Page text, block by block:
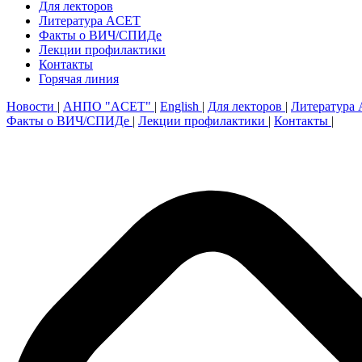
Для лекторов
Литература ACET
Факты о ВИЧ/СПИДе
Лекции профилактики
Контакты
Горячая линия
Новости | АНПО "ACET" | English | Для лекторов | Литература
Факты о ВИЧ/СПИДе | Лекции профилактики | Контакты |